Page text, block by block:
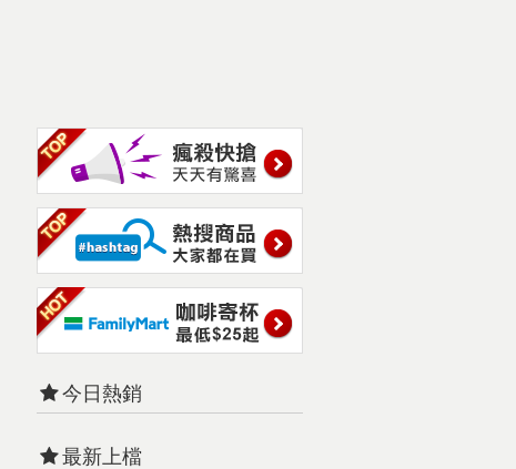
今日熱銷
最新上檔